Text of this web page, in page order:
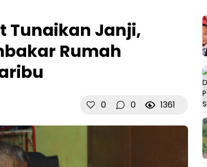
Tunaikan Janji,
Rumah
0 0 1361